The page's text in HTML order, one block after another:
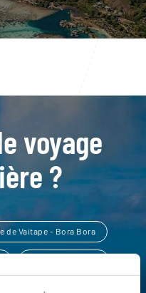
voyage
?
de Vaitape - Bora Bora